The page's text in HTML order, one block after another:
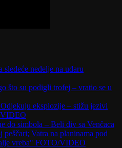
nedelje na udaru
što su podigli trofej – vratio se u
eksplozije – stižu jezivi
do simbola – Beli div sa Venčaca
Vatra na planinama pod
vreba" FOTO/VIDEO